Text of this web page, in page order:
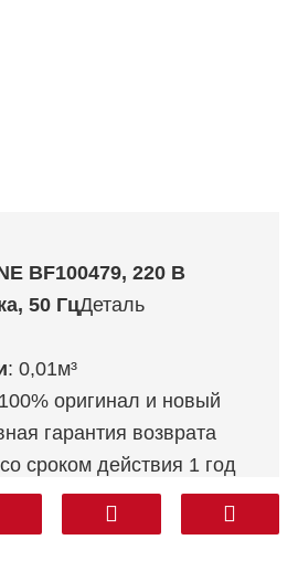
BF100479, 220 В
50 ГцДеталь
: 0,01м³
оригинал и новый
гарантия возврата
сроком действия 1 год
обслуживание: